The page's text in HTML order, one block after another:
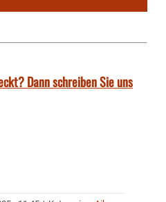
Dann schreiben Sie uns